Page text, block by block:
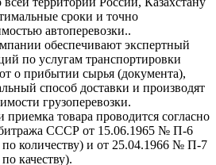
сроки и точно
автоперевозки..
обеспечивают экспертный
по услугам транспортировки
о прибытии сырья (документа),
способ доставки и производят
грузоперевозки.
приемка товара проводится согласно
СССР от 15.06.1965 № П-6
по количеству) и от 25.04.1966 № П-7
качеству).